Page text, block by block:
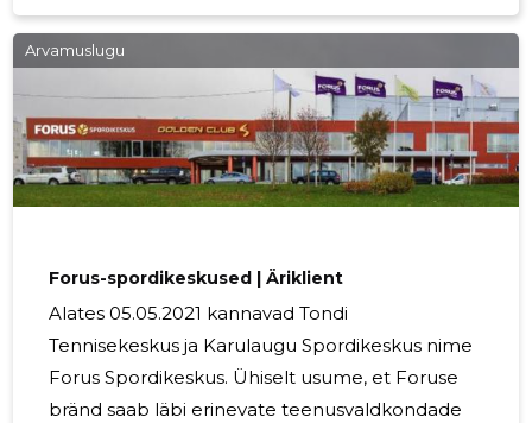
kohapeale kahjuks vaatajaid lubatud ei ole ja ka
osalejatele on reeglid COVID-19 viirusest tingituna
Arvamuslugu
Forus-spordikeskused | Äriklient
Alates 05.05.2021 kannavad Tondi
Tennisekeskus ja Karulaugu Spordikeskus nime
Forus Spordikeskus. Ühiselt usume, et Foruse
bränd saab läbi erinevate teenusvaldkondade